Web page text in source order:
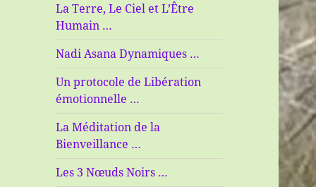
La Terre, Le Ciel et L’Être
Humain …
Nadi Asana Dynamiques …
Un protocole de Libération
émotionnelle …
La Méditation de la
Bienveillance …
Les 3 Nœuds Noirs …